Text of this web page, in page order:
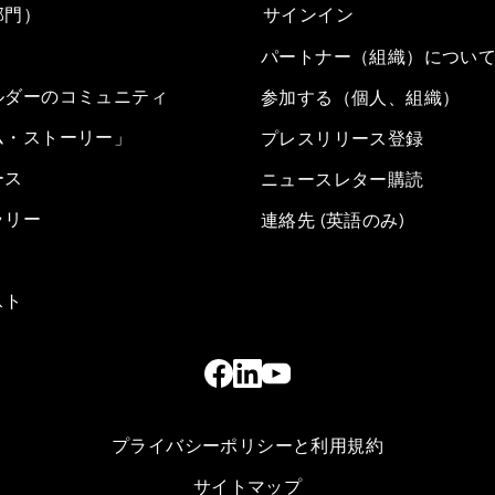
）
ーのコミュニティ
ストーリー」
リー
サインイン
パートナー（組織）につい
参加する（個人、組織）
プレスリリース登録
ニュースレター購読
連絡先 (英語のみ)
プライバシーポリシーと利用規約
サイトマップ